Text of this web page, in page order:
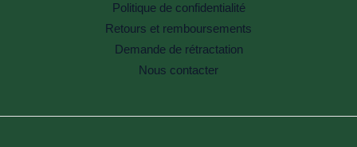
Politique de confidentialité
Retours et remboursements
Demande de rétractation
Nous contacter